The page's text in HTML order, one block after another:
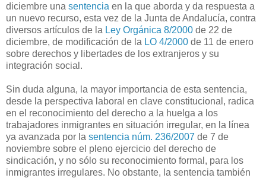
diciembre una sentencia en la que aborda y da respuesta a
un nuevo recurso, esta vez de la Junta de Andalucía, contra
diversos artículos de la Ley Orgánica 8/2000 de 22 de
diciembre, de modificación de la LO 4/2000 de 11 de enero
sobre derechos y libertades de los extranjeros y su
integración social.
Sin duda alguna, la mayor importancia de esta sentencia,
desde la perspectiva laboral en clave constitucional, radica
en el reconocimiento del derecho a la huelga a los
trabajadores inmigrantes en situación irregular, en la línea
ya avanzada por la sentencia núm. 236/2007 de 7 de
noviembre sobre el pleno ejercicio del derecho de
sindicación, y no sólo su reconocimiento formal, para los
inmigrantes irregulares. No obstante, la sentencia también